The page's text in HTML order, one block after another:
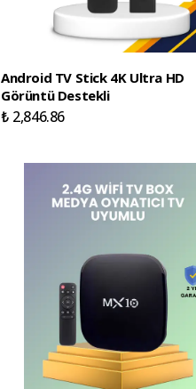
Android TV Stick 4K Ultra HD
Görüntü Destekli
₺ 2,846.86